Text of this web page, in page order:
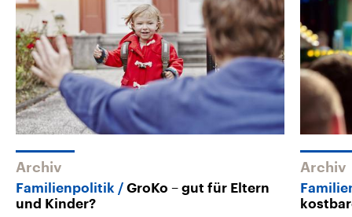
Archiv
Familienpolitik
GroKo – gut für Eltern
und Kinder?
Archiv